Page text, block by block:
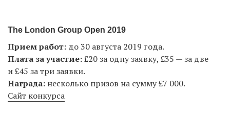
The London Group Open 2019
Прием работ: до 30 августа 2019 года.
Плата за участие:£20 за одну заявку, £35 — за две
и £45 за три заявки.
Награда: несколько призов на сумму £7 000.
Сайт конкурса